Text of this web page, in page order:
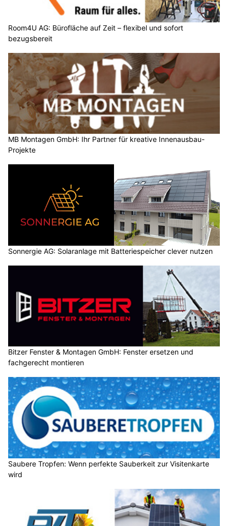
Room4U AG: Bürofläche auf Zeit – flexibel und sofort
bezugsbereit
MB Montagen GmbH: Ihr Partner für kreative Innenausbau-
Projekte
Sonnergie AG: Solaranlage mit Batteriespeicher clever nutzen
Bitzer Fenster & Montagen GmbH: Fenster ersetzen und
fachgerecht montieren
Saubere Tropfen: Wenn perfekte Sauberkeit zur Visitenkarte
wird